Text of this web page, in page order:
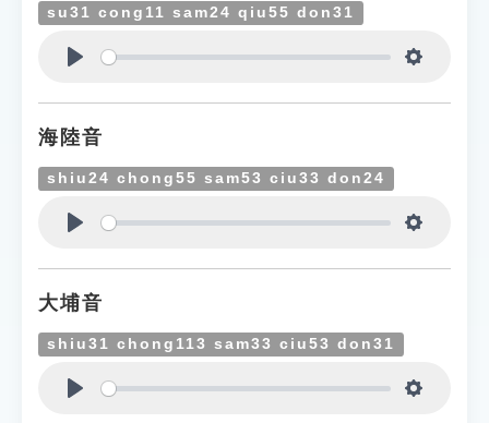
su31 cong11 sam24 qiu55 don31
海陸音
shiu24 chong55 sam53 ciu33 don24
大埔音
shiu31 chong113 sam33 ciu53 don31